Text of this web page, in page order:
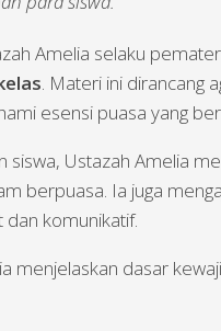
Amelia selaku
. Materi ini dirancang
esensi puasa yang
siswa, Ustazah Amelia
berpuasa. Ia juga
dan komunikatif.
menjelaskan dasar